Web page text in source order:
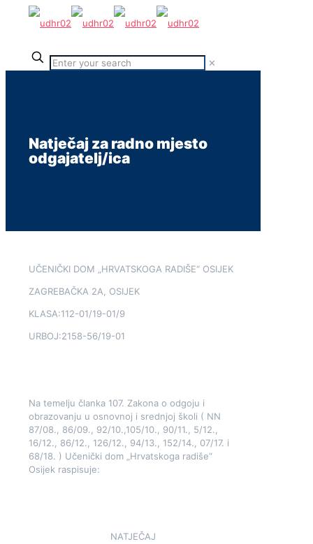
✕
Natječaj za radno mjesto
odgajatelj/ica
UČENIČKI DOM „HRVATSKOGA RADIŠE“ OSIJEK
ZAGREBAČKA 2A, OSIJEK
KLASA:112-01/19-01/9
URBOJ:2158-56/19-01
Na temelju članka 107. Zakona o odgoju i
obrazovanju u osnovnoj i srednjoj školi ( NN
87/08., 86/09., 92/10.,105/10., 90/11., 5/12.,
16/12., 86/12., 126/12., 94/13., 152/14., 07/17. i
68/18. ) Učenički dom „Hrvatskoga radiše“
Osijek raspisuje:
NATJEČAJ